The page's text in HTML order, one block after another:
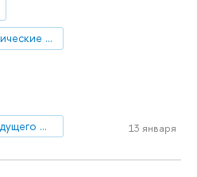
Стратегические технологические проекты
Кафедра исследований будущего ЮНЕСКО
13 января